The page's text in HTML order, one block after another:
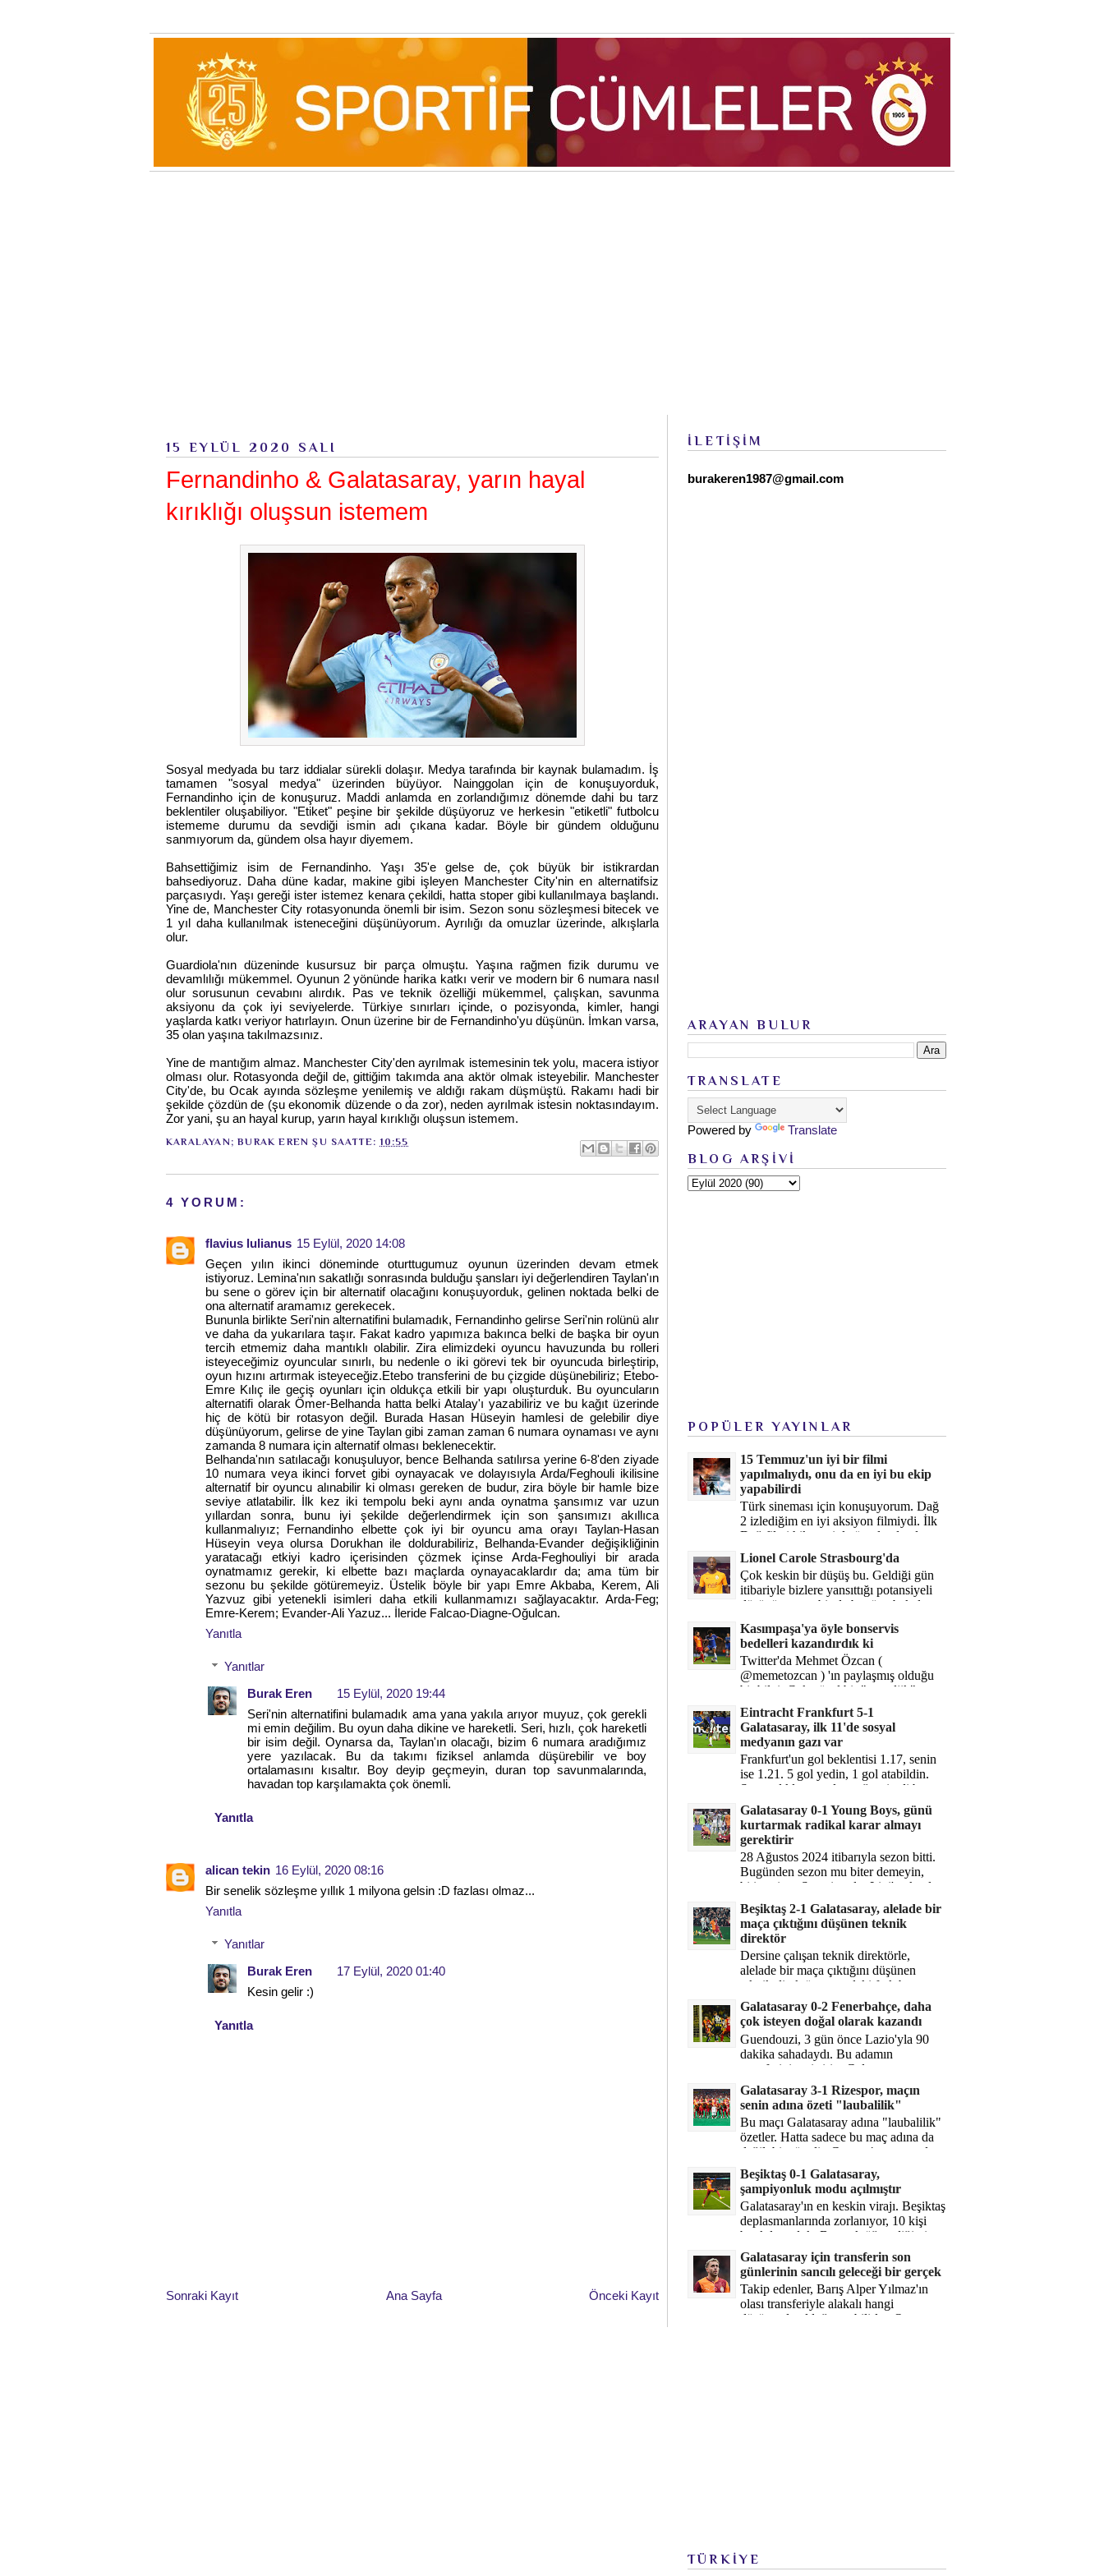
15 EYLÜL 2020 SALI
Fernandinho & Galatasaray, yarın hayal
kırıklığı oluşsun istemem
Sosyal medyada bu tarz iddialar sürekli dolaşır. Medya tarafında bir kaynak bulamadım. İş
tamamen "sosyal medya" üzerinden büyüyor. Nainggolan için de konuşuyorduk,
Fernandinho için de konuşuruz. Maddi anlamda en zorlandığımız dönemde dahi bu tarz
beklentiler oluşabiliyor. "Etiket" peşine bir şekilde düşüyoruz ve herkesin "etiketli" futbolcu
istememe durumu da sevdiği ismin adı çıkana kadar. Böyle bir gündem olduğunu
sanmıyorum da, gündem olsa hayır diyemem.
Bahsettiğimiz isim de Fernandinho. Yaşı 35'e gelse de, çok büyük bir istikrardan
bahsediyoruz. Daha düne kadar, makine gibi işleyen Manchester City'nin en alternatifsiz
parçasıydı. Yaşı gereği ister istemez kenara çekildi, hatta stoper gibi kullanılmaya başlandı.
Yine de, Manchester City rotasyonunda önemli bir isim. Sezon sonu sözleşmesi bitecek ve
1 yıl daha kullanılmak isteneceğini düşünüyorum. Ayrılığı da omuzlar üzerinde, alkışlarla
olur.
Guardiola'nın düzeninde kusursuz bir parça olmuştu. Yaşına rağmen fizik durumu ve
devamlılığı mükemmel. Oyunun 2 yönünde harika katkı verir ve modern bir 6 numara nasıl
olur sorusunun cevabını alırdık. Pas ve teknik özelliği mükemmel, çalışkan, savunma
aksiyonu da çok iyi seviyelerde. Türkiye sınırları içinde, o pozisyonda, kimler, hangi
yaşlarda katkı veriyor hatırlayın. Onun üzerine bir de Fernandinho'yu düşünün. İmkan varsa,
35 olan yaşına takılmazsınız.
Yine de mantığım almaz. Manchester City'den ayrılmak istemesinin tek yolu, macera istiyor
olması olur. Rotasyonda değil de, gittiğim takımda ana aktör olmak isteyebilir. Manchester
City'de, bu Ocak ayında sözleşme yenilemiş ve aldığı rakam düşmüştü. Rakamı hadi bir
şekilde çözdün de (şu ekonomik düzende o da zor), neden ayrılmak istesin noktasındayım.
Zor yani, şu an hayal kurup, yarın hayal kırıklığı oluşsun istemem.
KARALAYAN;BURAK EREN ŞU SAATTE:10:55
4 YORUM:
flavius lulianus 15 Eylül, 2020 14:08
Geçen yılın ikinci döneminde oturttugumuz oyunun üzerinden devam etmek
istiyoruz. Lemina'nın sakatlığı sonrasında bulduğu şansları iyi değerlendiren Taylan'ın
bu sene o görev için bir alternatif olacağını konuşuyorduk, gelinen noktada belki de
ona alternatif aramamız gerekecek.
Bununla birlikte Seri'nin alternatifini bulamadık, Fernandinho gelirse Seri'nin rolünü alır
ve daha da yukarılara taşır. Fakat kadro yapımıza bakınca belki de başka bir oyun
tercih etmemiz daha mantıklı olabilir. Zira elimizdeki oyuncu havuzunda bu rolleri
isteyeceğimiz oyuncular sınırlı, bu nedenle o iki görevi tek bir oyuncuda birleştirip,
oyun hızını artırmak isteyeceğiz.Etebo transferini de bu çizgide düşünebiliriz; Etebo-
Emre Kılıç ile geçiş oyunları için oldukça etkili bir yapı oluşturduk. Bu oyuncuların
alternatifi olarak Ömer-Belhanda hatta belki Atalay'ı yazabiliriz ve bu kağıt üzerinde
hiç de kötü bir rotasyon değil. Burada Hasan Hüseyin hamlesi de gelebilir diye
düşünüyorum, gelirse de yine Taylan gibi zaman zaman 6 numara oynaması ve aynı
zamanda 8 numara için alternatif olması beklenecektir.
Belhanda'nın satılacağı konuşuluyor, bence Belhanda satılırsa yerine 6-8'den ziyade
10 numara veya ikinci forvet gibi oynayacak ve dolayısıyla Arda/Feghouli ikilisine
alternatif bir oyuncu alınabilir ki olması gereken de budur, zira böyle bir hamle bize
seviye atlatabilir. İlk kez iki tempolu beki aynı anda oynatma şansımız var uzun
yıllardan sonra, bunu iyi şekilde değerlendirmek için son şansımızı akıllıca
kullanmalıyız; Fernandinho elbette çok iyi bir oyuncu ama orayı Taylan-Hasan
Hüseyin veya olursa Dorukhan ile doldurabiliriz, Belhanda-Evander değişikliğinin
yaratacağı etkiyi kadro içerisinden çözmek içinse Arda-Feghouliyi bir arada
oynatmamız gerekir, ki elbette bazı maçlarda oynayacaklardır da; ama tüm bir
sezonu bu şekilde götüremeyiz. Üstelik böyle bir yapı Emre Akbaba, Kerem, Ali
Yazvuz gibi yetenekli isimleri daha etkili kullanmamızı sağlayacaktır. Arda-Feg;
Emre-Kerem; Evander-Ali Yazuz... İleride Falcao-Diagne-Oğulcan.
Yanıtla
Yanıtlar
Burak Eren
15 Eylül, 2020 19:44
Seri'nin alternatifini bulamadık ama yana yakıla arıyor muyuz, çok gerekli
mi emin değilim. Bu oyun daha dikine ve hareketli. Seri, hızlı, çok hareketli
bir isim değil. Oynarsa da, Taylan'ın olacağı, bizim 6 numara aradığımız
yere yazılacak. Bu da takımı fiziksel anlamda düşürebilir ve boy
ortalamasını kısaltır. Boy deyip geçmeyin, duran top savunmalarında,
havadan top karşılamakta çok önemli.
Yanıtla
alican tekin 16 Eylül, 2020 08:16
Bir senelik sözleşme yıllık 1 milyona gelsin :D fazlası olmaz...
Yanıtla
Yanıtlar
Burak Eren
17 Eylül, 2020 01:40
Kesin gelir :)
Yanıtla
Sonraki Kayıt Önceki Kayıt
Ana Sayfa
İLETİŞİM
burakeren1987@gmail.com
ARAYAN BULUR
TRANSLATE
Powered by Translate
BLOG ARŞİVİ
POPÜLER YAYINLAR
15 Temmuz'un iyi bir filmi
yapılmalıydı, onu da en iyi bu ekip
yapabilirdi
Türk sineması için konuşuyorum. Dağ
2 izlediğim en iyi aksiyon filmiydi. İlk
Dağ filmi hikayesiyle ön plandaydı,
Dağ 2 ise belki o hika...
Lionel Carole Strasbourg'da
Çok keskin bir düşüş bu. Geldiği gün
itibariyle bizlere yansıttığı potansiyeli
düşünüyorum, bir de bugüne bakalım.
Kasımpaşa'ya öyle bonservis
bedelleri kazandırdık ki
Twitter'da Mehmet Özcan (
@memetozcan ) 'ın paylaşmış olduğu
bir bilgi. Çok güzel bir "nostaljik" pas
diyelim. Kasımpaşa...
Eintracht Frankfurt 5-1
Galatasaray, ilk 11'de sosyal
medyanın gazı var
Frankfurt'un gol beklentisi 1.17, senin
ise 1.21. 5 gol yedin, 1 gol atabildin.
Şanssızlıkla mı anlatacağız şimdi bu
durumu? Rakibin 5 ş...
Galatasaray 0-1 Young Boys, günü
kurtarmak radikal karar almayı
gerektirir
28 Ağustos 2024 itibarıyla sezon bitti.
Bugünden sezon mu biter demeyin,
bitiyor işte. Şampiyonlar Ligi'ne katılım
hakkı senin misyonun ...
Beşiktaş 2-1 Galatasaray, alelade bir
maça çıktığını düşünen teknik
direktör
Dersine çalışan teknik direktörle,
alelade bir maça çıktığını düşünen
teknik direktör arasındaki fark bu
işte. Solskjaer'in çalıştığı de...
Galatasaray 0-2 Fenerbahçe, daha
çok isteyen doğal olarak kazandı
Guendouzi, 3 gün önce Lazio'yla 90
dakika sahadaydı. Bu adamın
transferini yetiştirip, Galatasaray
karşısında 11 oynamasını sağlıyorsun....
Galatasaray 3-1 Rizespor, maçın
senin adına özeti "laubalilik"
Bu maçı Galatasaray adına "laubalilik"
özetler. Hatta sadece bu maç adına da
değil, bir süredir. Geçen 4 maçta sadece
1 gol yedin ...
Beşiktaş 0-1 Galatasaray,
şampiyonluk modu açılmıştır
Galatasaray'ın en keskin virajı. Beşiktaş
deplasmanlarında zorlanıyor, 10 kişi
bırakılıyorduk. Bu artık öğrendiğimiz
bir gerçek. Sane...
Galatasaray için transferin son
günlerinin sancılı geleceği bir gerçek
Takip edenler, Barış Alper Yılmaz'ın
olası transferiyle alakalı hangi
düşüncede olduğumu bilirler. O
TÜRKİYE